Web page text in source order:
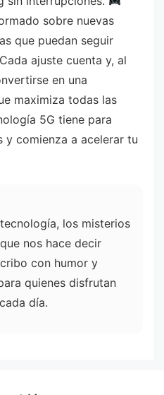
sobre nuevas
que puedan seguir
ajuste cuenta y, al
en una
maximiza todas las
5G tiene para
y comienza a acelerar tu
los misterios
nos hace decir
con humor y
quienes disfrutan
día.